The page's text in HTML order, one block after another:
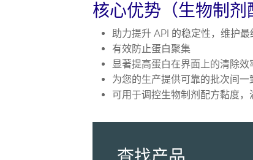
核心优势（生物制剂
助力提升 API 的稳定性，维护
有效防止蛋白聚集
显著提高蛋白在界面上的清除效
为您的生产提供可靠的批次间一
可用于调控生物制剂配方黏度